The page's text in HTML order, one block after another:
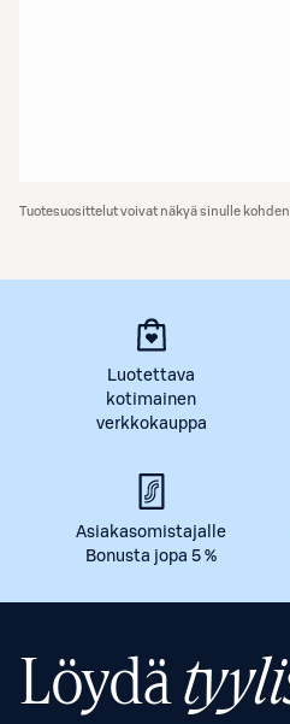
Tuotesuosittelut voivat näkyä sinulle
Luotettava
kotimainen
verkkokauppa
Asiakasomistajalle
Bonusta jopa 5 %
Löydä